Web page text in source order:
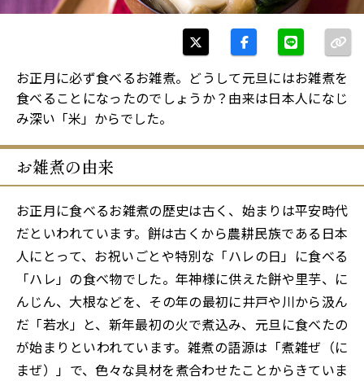
お正月に必ず食べるお雑煮。どうして元旦にはお雑煮を
食べることになったのでしょうか？由来は日本人になじ
み深い「米」からでした。
お雑煮の由来
お正月に食べるお雑煮の歴史は古く、始まりは平安時代
だといわれています。餅は古くから農耕民族である日本
人にとって、お祝いごとや特別な「ハレの日」に食べる
「ハレ」の食べ物でした。年神様に供えた餅や里芋、に
んじん、大根などを、その年の最初に井戸や川から汲ん
だ「若水」と、新年最初の火で煮込み、元旦に食べたの
が始まりといわれています。雑煮の語源は「煮雑ぜ（に
まぜ）」で、色々な具材を煮合わせたことからきていま